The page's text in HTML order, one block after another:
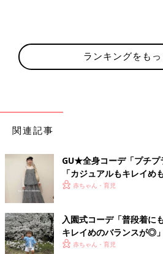
上下ユニクロの大人っぽい白
ランキングをも
関連記事
GU★全身コーデ「プチプ
「カジュアルもキレイ
赤ちゃん・育児
入園式コーデ「普段着に
キレイめのバランスが◎
赤ちゃん・育児